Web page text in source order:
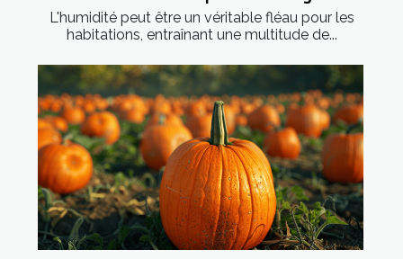
L'humidité peut être un véritable fléau pour les
habitations, entraînant une multitude de...